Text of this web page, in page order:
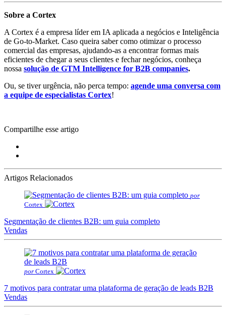
Sobre a Cortex
A Cortex é a empresa líder em IA aplicada a negócios e Inteligência
de Go-to-Market. Caso queira saber como otimizar o processo
comercial das empresas, ajudando-as a encontrar formas mais
eficientes de chegar a seus clientes e fechar negócios, conheça
nossa solução de GTM Intelligence for B2B companies.
Ou, se tiver urgência, não perca tempo: agende uma conversa com
a equipe de especialistas Cortex!
Compartilhe esse artigo
Artigos Relacionados
por
Cortex
Segmentação de clientes B2B: um guia completo
Vendas
por Cortex
7 motivos para contratar uma plataforma de geração de leads B2B
Vendas